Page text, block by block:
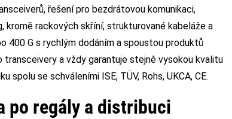
řešení pro bezdrátovou komunikaci,
rackových skříní, strukturované kabeláže a
400 G s rychlým dodáním a spoustou produktů
transceivery a vždy garantuje stejně vysokou kvalitu
se schváleními ISE, TÜV, Rohs, UKCA, CE.
po regály a distribuci